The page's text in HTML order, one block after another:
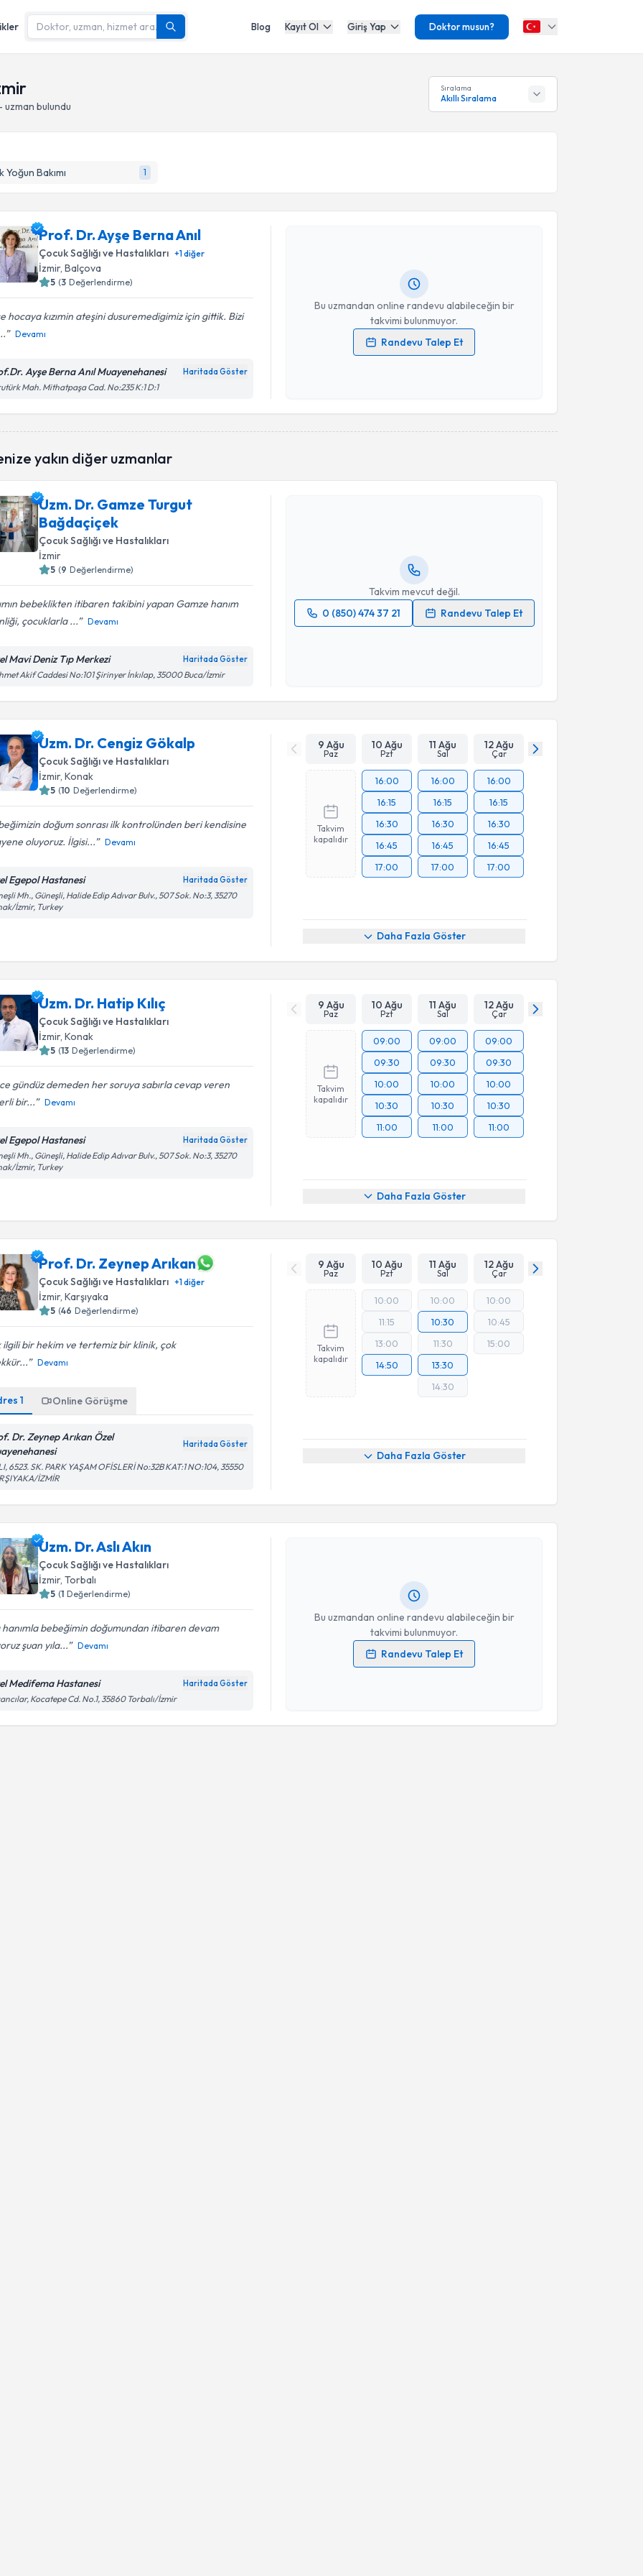
Blog Kayıt Ol Giriş Yap Doktor musun?
bulundu
Sıralama
Akıllı Sıralama
Yoğun Bakımı 1
Prof. Dr. Ayşe Berna Anıl
Çocuk Sağlığı ve Hastalıkları +1diğer
İzmir, Balçova
5 (3 Değerlendirme)
hocaya kızımin ateşini dusuremedigimiz için gittik. Bizi
Devamı
Ayşe Berna Anıl Muayenehanesi Haritada Göster
Mah. Mithatpaşa Cad. No:235 K:1 D:1
Bu uzmandan online randevu alabileceğin bir
takvimi bulunmuyor.
Randevu Talep Et
Prof. Dr. Ayşe Berna Anıl
Kişisel verilerimin işlenmesine ilişkinAydınlatma Metni
Takvim Talebini Gönder
yakın diğer uzmanlar
Uzm. Dr. Gamze Turgut
Bağdaçiçek
Çocuk Sağlığı ve Hastalıkları
İzmir
5 (9 Değerlendirme)
bebeklikten itibaren takibini yapan Gamze hanım
çocuklarla ...
Devamı
Mavi Deniz Tıp Merkezi Haritada Göster
Akif Caddesi No:101 Şirinyer İnkılap, 35000 Buca/İzmir
Takvim mevcut değil.
0 (850) 474 37 21
Randevu Talep Et
Uzm. Dr. Cengiz Gökalp
Çocuk Sağlığı ve Hastalıkları
İzmir, Konak
5 (10 Değerlendirme)
doğum sonrası ilk kontrolünden beri kendisine
oluyoruz. İlgisi...
Devamı
Egepol Hastanesi Haritada Göster
Mh., Güneşli, Halide Edip Adıvar Bulv., 507 Sok. No:3, 35270
İzmir, Turkey
9 Ağu
Paz
10 Ağu
Pzt
11 Ağu
Sal
12 Ağu
Çar
Takvim
kapalıdır
16:00
16:15
16:30
16:45
17:00
16:00
16:15
16:30
16:45
17:00
16:00
16:15
16:30
16:45
17:00
Daha Fazla Göster
Uzm. Dr. Hatip Kılıç
Çocuk Sağlığı ve Hastalıkları
İzmir, Konak
5 (13 Değerlendirme)
gündüz demeden her soruya sabırla cevap veren
bir...
Devamı
Egepol Hastanesi Haritada Göster
Mh., Güneşli, Halide Edip Adıvar Bulv., 507 Sok. No:3, 35270
İzmir, Turkey
9 Ağu
Paz
10 Ağu
Pzt
11 Ağu
Sal
12 Ağu
Çar
Takvim
kapalıdır
09:00
09:30
10:00
10:30
11:00
09:00
09:30
10:00
10:30
11:00
09:00
09:30
10:00
10:30
11:00
Daha Fazla Göster
Prof. Dr. Zeynep Arıkan
Çocuk Sağlığı ve Hastalıkları +1diğer
İzmir, Karşıyaka
5 (46 Değerlendirme)
ilgili bir hekim ve tertemiz bir klinik, çok
Devamı
1 Online Görüşme
Dr. Zeynep Arıkan Özel
Haritada Göster
6523. SK. PARK YAŞAM OFİSLERİ No:32B KAT:1 NO:104, 35550
İZMİR
9 Ağu
Paz
10 Ağu
Pzt
11 Ağu
Sal
12 Ağu
Çar
Takvim
kapalıdır
10:00
11:15
13:00
14:50
10:00
10:30
11:30
13:30
14:30
10:00
10:45
15:00
Daha Fazla Göster
Uzm. Dr. Aslı Akın
Çocuk Sağlığı ve Hastalıkları
İzmir, Torbalı
5 (1 Değerlendirme)
hanımla bebeğimin doğumundan itibaren devam
şuan yıla...
Devamı
Medifema Hastanesi Haritada Göster
Kocatepe Cd. No.1, 35860 Torbalı/İzmir
Bu uzmandan online randevu alabileceğin bir
takvimi bulunmuyor.
Randevu Talep Et
Randevu Takvimi Talebi
Uzm. Dr. Aslı Akın
Kişisel verilerimin işlenmesine ilişkinAydınlatma Metni